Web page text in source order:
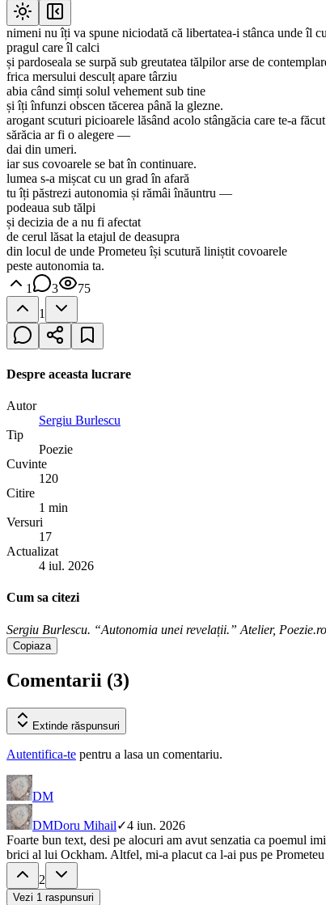
nimeni nu îți va spune niciodată că libertatea-i stânca unde îl
pragul care îl calci
și pardoseala se surpă sub greutatea tălpilor arse de
frica mersului desculț apare târziu
abia când simți solul vehement sub tine
și îți înfunzi obscen tăcerea până la glezne.
arogant scuturi picioarele lăsând acolo stângăcia care te-a
sărăcia ar fi o alegere —
dai din umeri.
iar sus covoarele se bat în continuare.
lumea s-a mișcat cu un grad în afară
tu îți păstrezi autonomia și rămâi înăuntru —
podeaua sub tălpi
și decizia de a nu fi afectat
de cerul lăsat la etajul de deasupra
din locul de unde Prometeu își scutură liniștit covoarele
peste autonomia ta.
1
3
75
1
Despre aceasta lucrare
Autor
Sergiu Burlescu
Tip
Poezie
Cuvinte
120
Citire
1 min
Versuri
17
Actualizat
4 iul. 2026
Cum sa citezi
Sergiu Burlescu. “Autonomia unei revelații.” Atelier,
Copiaza
Comentarii (3)
Extinde răspunsuri
Autentifica-te pentru a lasa un comentariu.
DM
DMDoru Mihail✓4 iun. 2026
Foarte bun text, desi pe alocuri am avut senzatia ca poemul
brici al lui Ockham. Altfel, mi-a placut ca l-ai pus pe
2
Vezi 1 raspunsuri